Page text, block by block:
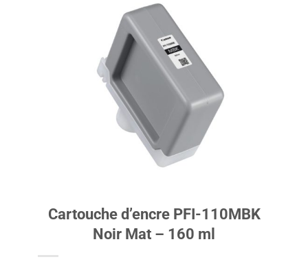
Cartouche d’encre PFI-110MBK
Noir Mat – 160 ml